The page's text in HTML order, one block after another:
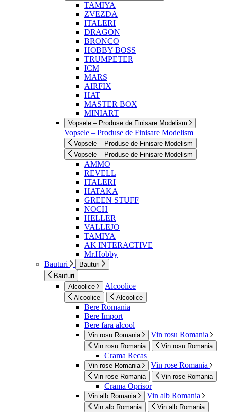
TAMIYA
ZVEZDA
ITALERI
DRAGON
BRONCO
HOBBY BOSS
TRUMPETER
ICM
MARS
AIRFIX
HAT
MASTER BOX
MINIART
Vopsele – Produse de Finisare Modelism
Vopsele – Produse de Finisare Modelism
Vopsele – Produse de Finisare Modelism
Vopsele – Produse de Finisare Modelism
AMMO
REVELL
ITALERI
HATAKA
GREEN STUFF
NOCH
HELLER
VALLEJO
TAMIYA
AK INTERACTIVE
Mr.Hobby
Bauturi
Bauturi
Bauturi
Alcoolice
Alcoolice
Alcoolice Alcoolice
Bere Romania
Bere Import
Bere fara alcool
Vin rosu Romania Vin rosu Romania
Vin rosu Romania Vin rosu Romania
Crama Recas
Vin rose Romania Vin rose Romania
Vin rose Romania Vin rose Romania
Crama Oprisor
Vin alb Romania Vin alb Romania
Vin alb Romania Vin alb Romania